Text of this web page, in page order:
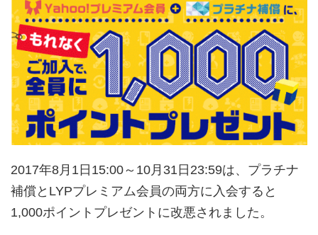
2017年8月1日15:00～10月31日23:59は、プラチナ
補償とLYPプレミアム会員の両方に入会すると
1,000ポイントプレゼントに改悪されました。